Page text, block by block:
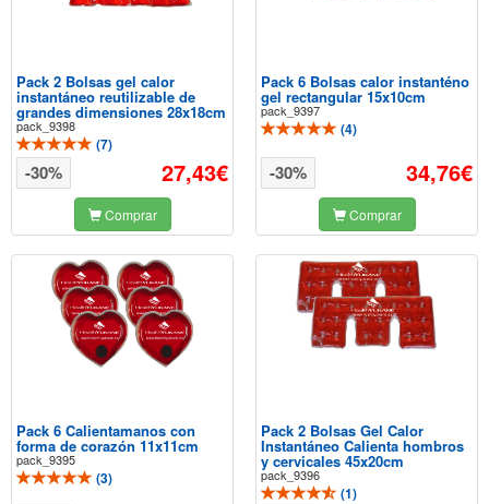
Pack 2 Bolsas gel calor
instantáneo reutilizable de
grandes dimensiones 28x18cm
pack_9398
(7)
27,43€
-30%
Comprar
Pack 6 Bolsas calor instanténo
gel rectangular 15x10cm
pack_9397
(4)
34,76€
-30%
Comprar
Pack 6 Calientamanos con
forma de corazón 11x11cm
pack_9395
(3)
Pack 2 Bolsas Gel Calor
Instantáneo Calienta hombros
y cervicales 45x20cm
pack_9396
(1)